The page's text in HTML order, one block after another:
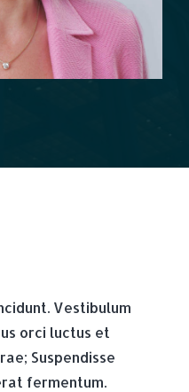
Vestibulum
orci luctus et
Suspendisse
fermentum.